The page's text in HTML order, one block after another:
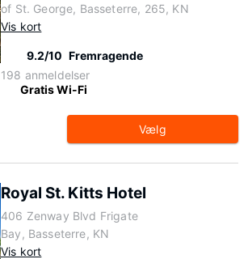
of St. George, Basseterre, 265, KN
Vis kort
9.2/10 Fremragende
198 anmeldelser
Gratis Wi-Fi
Vælg
Royal St. Kitts Hotel
406 Zenway Blvd Frigate
Bay, Basseterre, KN
Vis kort